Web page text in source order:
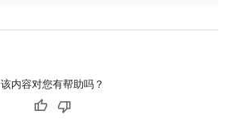
该内容对您有帮助吗？